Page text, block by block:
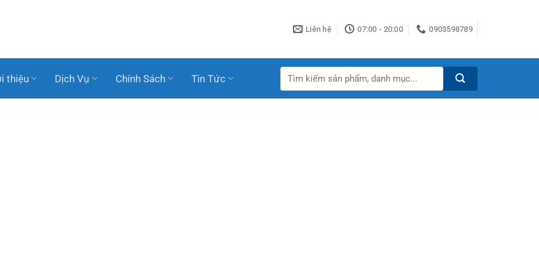
Liên hệ 07:00 - 20:00 0903598789
thiệu Dịch Vụ Chính Sách Tin Tức
Tìm
kiếm: